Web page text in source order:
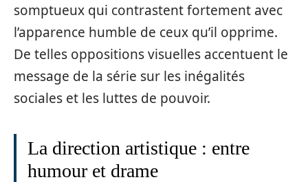
somptueux qui contrastent fortement avec
l’apparence humble de ceux qu’il opprime.
De telles oppositions visuelles accentuent le
message de la série sur les inégalités
sociales et les luttes de pouvoir.
La direction artistique : entre
humour et drame